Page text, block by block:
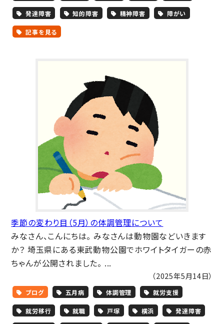
発達障害 知的障害 精神障害 障がい
記事を見る
季節の変わり目（5月）の体調管理について
みなさん、こんにちは。 みなさんは動物園などいきます
か？ 埼玉県にある東武動物公園でホワイトタイガーの赤
ちゃんが公開されました。 ...
（2025年5月14日）
ブログ 五月病 体調管理 就労支援
就労移行 就職 戸塚 横浜 発達障害